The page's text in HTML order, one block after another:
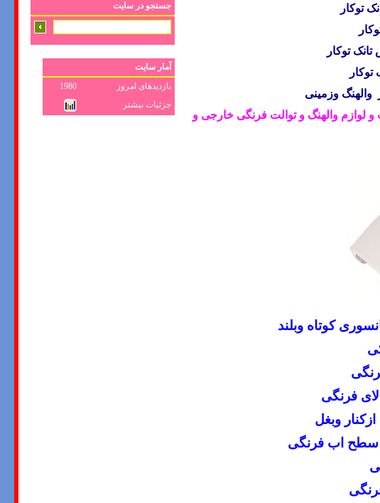
توکار
توکار
وزمینی
لوازم والهنگ و توالت فرنگی خارجی و
کوتاه وبلند
فرنگی
وبغل
سطح اب فرنگی
جستجو در سایت
آمار سایت
بازدیدهای امروز
1980
جزئیات بیشتر